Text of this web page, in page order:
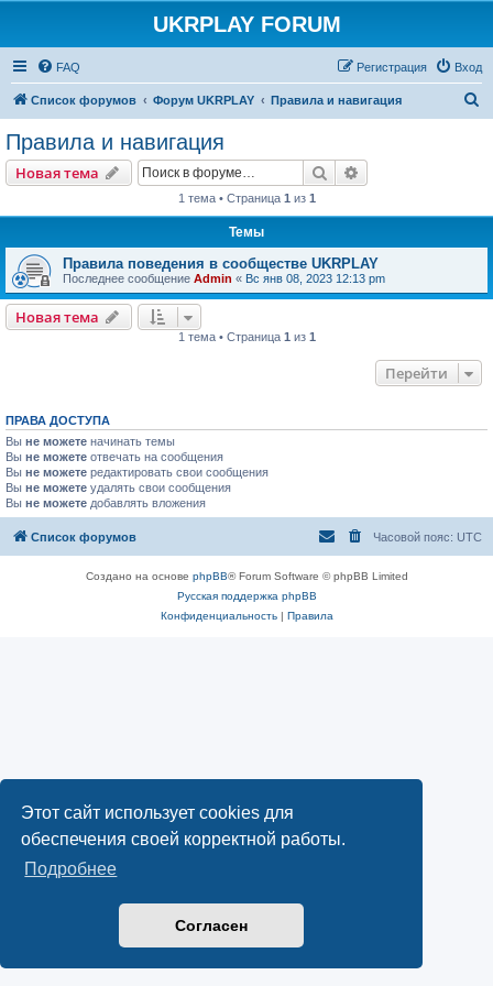
Этот сайт использует cookies для
обеспечения своей корректной работы.
Подробнее
Согласен
UKRPLAY FORUM
FAQ Вход
Регистрация
Список форумов Форум UKRPLAY Правила и навигация
Правила и навигация
Новая тема Поиск
1 тема • Страница 1 из 1
Темы
Правила поведения в сообществе UKRPLAY
Последнее сообщение Admin « Вс янв 08, 2023 12:13 pm
Новая тема
1 тема • Страница 1 из 1
Перейти
ПРАВА ДОСТУПА
Вы не можете начинать темы
Вы не можете отвечать на сообщения
Вы не можете редактировать свои сообщения
Вы не можете удалять свои сообщения
Вы не можете добавлять вложения
Список форумов Часовой пояс: UTC
Создано на основе phpBB® Forum Software © phpBB Limited
Русская поддержка phpBB
Конфиденциальность| Правила